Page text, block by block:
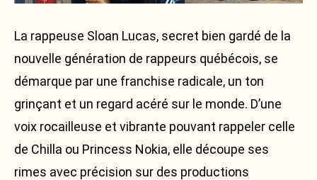
CONTACT
Facebook
Instagram
Soundcloud
En
La rappeuse Sloan Lucas, secret bien gardé de la
nouvelle génération de rappeurs québécois, se
démarque par une franchise radicale, un ton
grinçant et un regard acéré sur le monde. D’une
voix rocailleuse et vibrante pouvant rappeler celle
de Chilla ou Princess Nokia, elle découpe ses
rimes avec précision sur des productions